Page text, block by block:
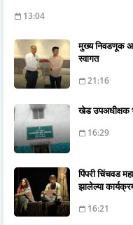
13:04
मुख्य निवडणूक
स्वागत
21:16
खेड उपअधीक्षक
16:29
पिंपरी चिंचवड
झालेल्या
16:21